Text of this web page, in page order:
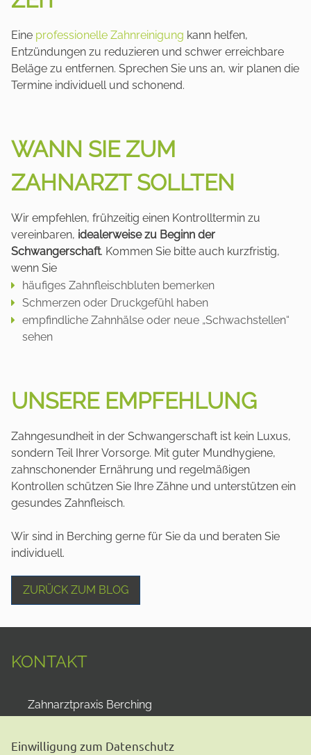
Eine professionelle Zahnreinigung kann helfen,
Entzündungen zu reduzieren und schwer erreichbare
Beläge zu entfernen. Sprechen Sie uns an, wir planen die
Termine individuell und schonend.
WANN SIE ZUM
ZAHNARZT SOLLTEN
Wir empfehlen, frühzeitig einen Kontrolltermin zu
vereinbaren, idealerweise zu Beginn der
Schwangerschaft. Kommen Sie bitte auch kurzfristig,
wenn Sie
häufiges Zahnfleischbluten bemerken
Schmerzen oder Druckgefühl haben
empfindliche Zahnhälse oder neue „Schwachstellen“
sehen
UNSERE EMPFEHLUNG
Zahngesundheit in der Schwangerschaft ist kein Luxus,
sondern Teil Ihrer Vorsorge. Mit guter Mundhygiene,
zahnschonender Ernährung und regelmäßigen
Kontrollen schützen Sie Ihre Zähne und unterstützen ein
gesundes Zahnfleisch.
Wir sind in Berching gerne für Sie da und beraten Sie
individuell.
ZURÜCK ZUM BLOG
KONTAKT
Zahnarztpraxis Berching
Einwilligung zum Datenschutz